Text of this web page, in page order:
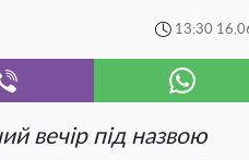
13:30
вечір під назвою